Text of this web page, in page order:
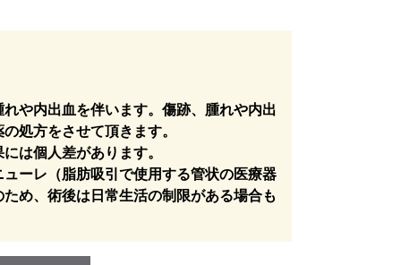
や内出血を伴います。傷跡、腫れや内出
処方をさせて頂きます。
は個人差があります。
ーレ（脂肪吸引で使用する管状の医療器
め、術後は日常生活の制限がある場合も